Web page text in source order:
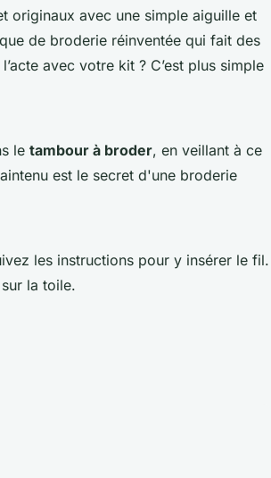
originaux avec une simple aiguille et
de broderie réinventée qui fait des
avec votre kit ? C’est plus simple
le tambour à broder, en veillant à ce
est le secret d'une broderie
les instructions pour y insérer le fil.
la toile.